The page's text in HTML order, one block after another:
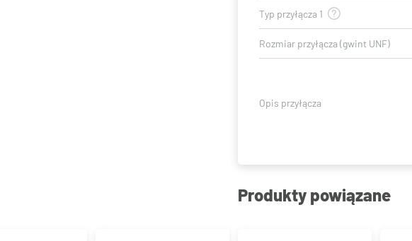
Typ przyłącza 1
Rozmiar przyłącza (gwint UNF)
Opis przyłącza
Produkty powiązane